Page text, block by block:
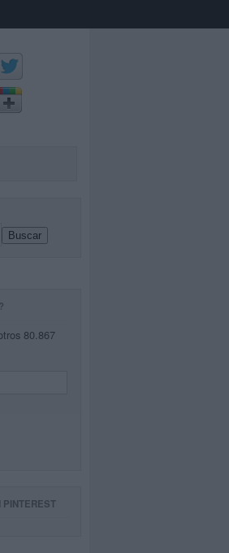
Buscar
80.867
PINTEREST